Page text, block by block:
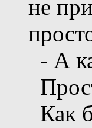
не
- А
Как